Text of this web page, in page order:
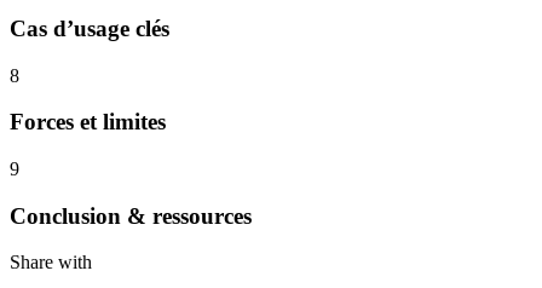
Cas d’usage clés
8
Forces et limites
9
Conclusion & ressources
Share with